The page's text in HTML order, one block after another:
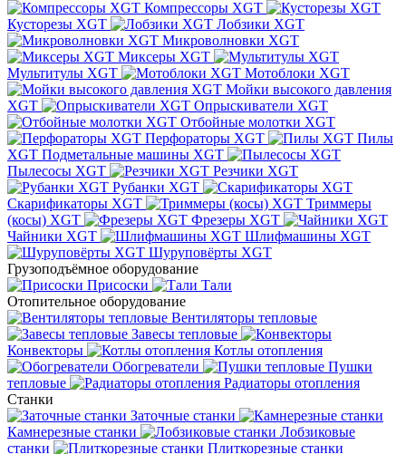
Компрессоры XGT
Кусторезы XGT
Лобзики XGT
Микроволновки XGT
Миксеры XGT
Мультитулы XGT
Мотоблоки XGT
Мойки высокого давления
XGT
Опрыскиватели XGT
Отбойные молотки XGT
Перфораторы XGT
Пилы
XGT Подметальные машины XGT
Пылесосы XGT
Резчики XGT
Рубанки XGT
Скарификаторы XGT
Триммеры
(косы) XGT
Фрезеры XGT
Чайники XGT
Шлифмашины XGT
Шуруповёрты XGT
Грузоподъёмное оборудование
Присоски
Тали
Отопительное оборудование
Вентиляторы тепловые
Завесы тепловые
Конвекторы
Котлы отопления
Обогреватели
Пушки
тепловые
Радиаторы отопления
Станки
Заточные станки
Камнерезные станки
Лобзиковые
станки
Плиткорезные станки